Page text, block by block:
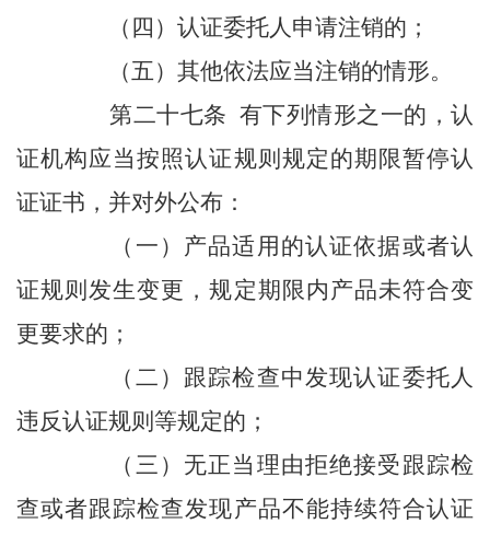
（四）认证委托人申请注销的；
（五）其他依法应当注销的情形。
第二十七条 有下列情形之一的，认
证机构应当按照认证规则规定的期限暂停认
证证书，并对外公布：
（一）产品适用的认证依据或者认
证规则发生变更，规定期限内产品未符合变
更要求的；
（二）跟踪检查中发现认证委托人
违反认证规则等规定的；
（三）无正当理由拒绝接受跟踪检
查或者跟踪检查发现产品不能持续符合认证